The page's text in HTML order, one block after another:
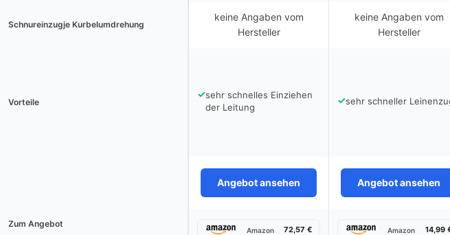
Schnureinzugje Kurbelumdrehung
keine Angaben vom
Hersteller
keine Angaben vom
Hersteller
Vorteile
✓sehr schnelles Einziehen
der Leitung
✓sehr schneller
Angebot ansehen Angebot ansehen
Zum Angebot
Amazon 72,57 € Amazon 14,99